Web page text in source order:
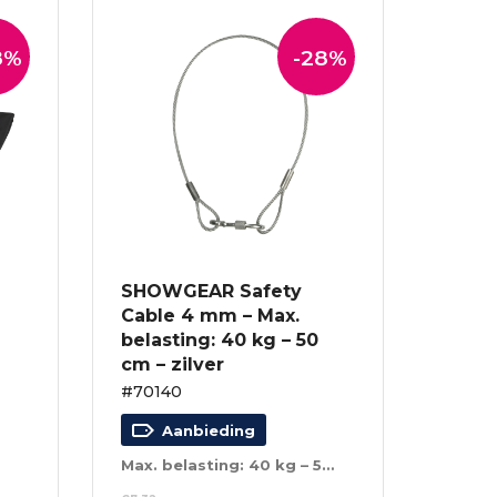
-28%
SHOWGEAR Safety
Cable 4 mm – Max.
belasting: 40 kg – 50
cm – zilver
#70140
Aanbieding
Max. belasting: 40 kg – 50 cm – zilver